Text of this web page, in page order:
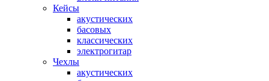
Кейсы
акустических
басовых
классических
электрогитар
Чехлы
акустических